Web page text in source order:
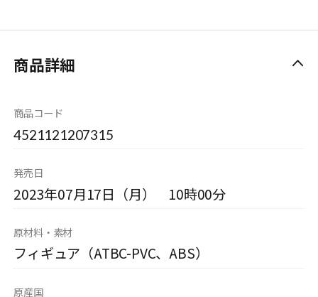
商品詳細
商品コード
4521121207315
発売日
2023年07月17日（月） 10時00分
原材料・素材
フィギュア（ATBC-PVC、ABS）
原産国